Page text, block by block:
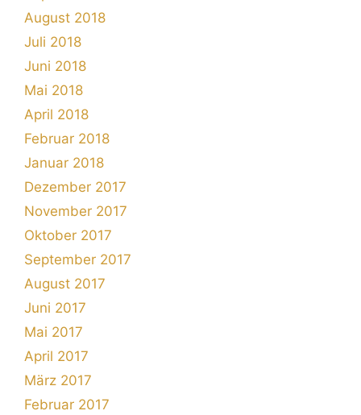
August 2018
Juli 2018
Juni 2018
Mai 2018
April 2018
Februar 2018
Januar 2018
Dezember 2017
November 2017
Oktober 2017
September 2017
August 2017
Juni 2017
Mai 2017
April 2017
März 2017
Februar 2017